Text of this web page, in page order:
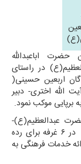
اباعبدالله
در راستای
اربعین حسینی(
الله اختری- دبیر
حضرت عبدالعظیم(ع)-
خواهران با محوریت" شهدای دفاع مقدس ۱۲روزه" در ۶ غرفه برای رده
خدمات فرهنگی به